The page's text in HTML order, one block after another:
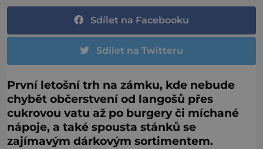
Sdílet na Facebooku
Sdílet na Twitteru
První letošní trh na zámku, kde nebude
chybět občerstvení od langošů přes
cukrovou vatu až po burgery či míchané
nápoje, a také spousta stánků se
zajímavým dárkovým sortimentem.